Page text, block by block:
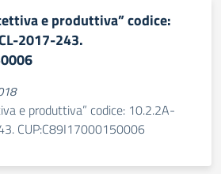
e produttiva” codice:
2017-243.
e produttiva” codice: 10.2.2A-
CUP:C89I17000150006